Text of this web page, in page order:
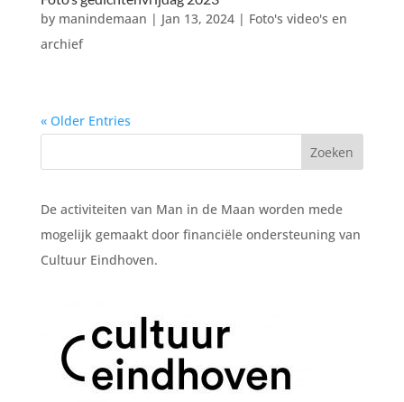
by manindemaan | Jan 13, 2024| Foto's video's en
archief
« Older Entries
De activiteiten van Man in de Maan worden mede
mogelijk gemaakt door financiële ondersteuning van
Cultuur Eindhoven.